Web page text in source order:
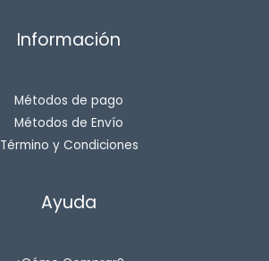
Información
Métodos de pago
Métodos de Envío
Término y Condiciones
Ayuda